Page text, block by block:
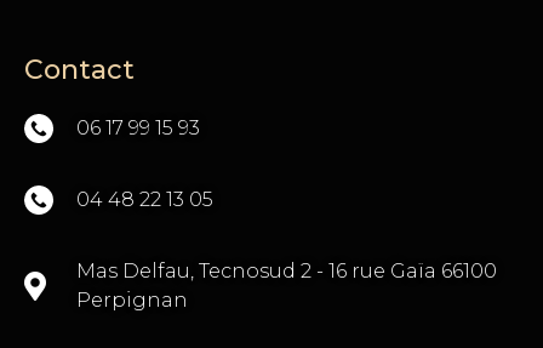
Contact
06 17 99 15 93
04 48 22 13 05
Mas Delfau, Tecnosud 2 - 16 rue Gaïa 66100
Perpignan